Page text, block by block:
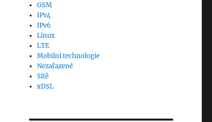
GSM
IPv4
IPv6
Linux
LTE
Mobilní technologie
Nezařazené
Sítě
xDSL